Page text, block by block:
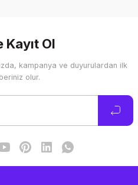
ederiz.
görüntülenemiyor.
Kayıt Ol
kampanya ve duyurulardan ilk
olur.